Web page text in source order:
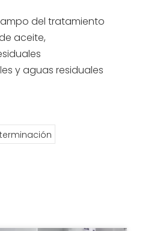
del tratamiento
aceite,
y aguas residuales